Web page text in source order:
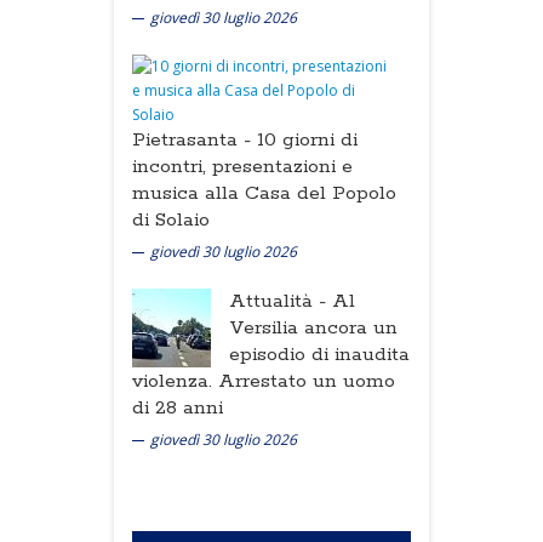
giovedì 30 luglio 2026
Pietrasanta - 10 giorni di
incontri, presentazioni e
musica alla Casa del Popolo
di Solaio
giovedì 30 luglio 2026
Attualità - Al
Versilia ancora un
episodio di inaudita
violenza. Arrestato un uomo
di 28 anni
giovedì 30 luglio 2026